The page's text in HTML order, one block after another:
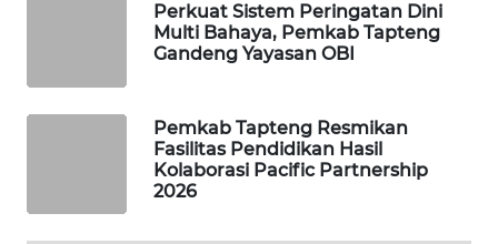
Perkuat Sistem Peringatan Dini
Multi Bahaya, Pemkab Tapteng
Gandeng Yayasan OBI
Pemkab Tapteng Resmikan
Fasilitas Pendidikan Hasil
Kolaborasi Pacific Partnership
2026
KOPEKLIN